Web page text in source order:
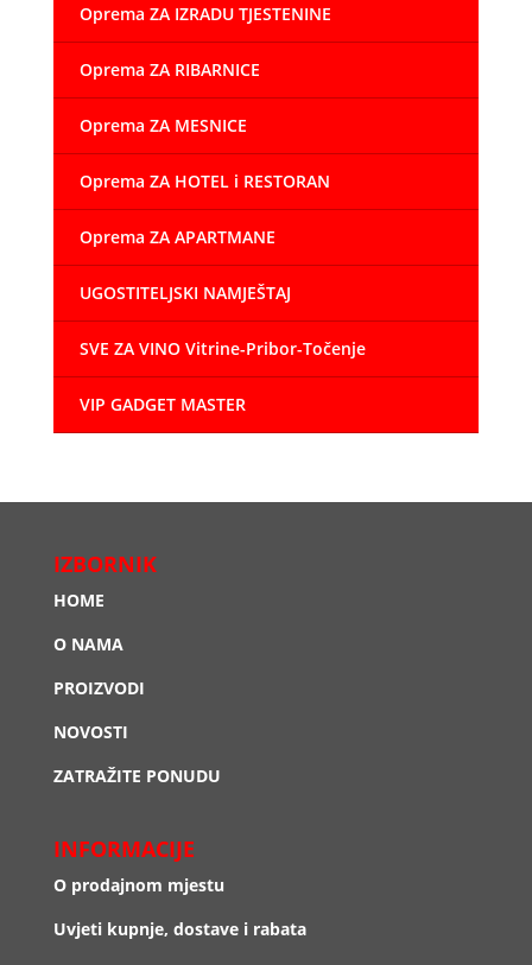
Oprema ZA IZRADU TJESTENINE
Oprema ZA RIBARNICE
Oprema ZA MESNICE
Oprema ZA HOTEL i RESTORAN
Oprema ZA APARTMANE
UGOSTITELJSKI NAMJEŠTAJ
SVE ZA VINO Vitrine-Pribor-Točenje
VIP GADGET MASTER
IZBORNIK
HOME
O NAMA
PROIZVODI
NOVOSTI
ZATRAŽITE PONUDU
INFORMACIJE
O prodajnom mjestu
Uvjeti kupnje, dostave i rabata